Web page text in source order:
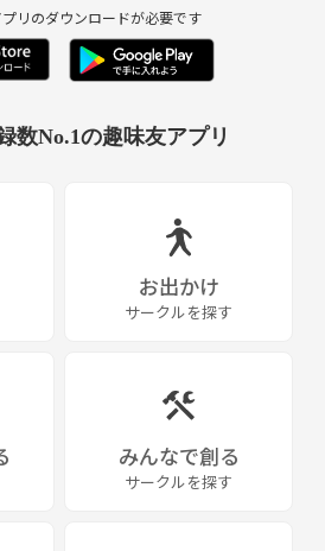
リのダウンロードが必要です
数No.1の趣味友アプリ
お出かけ
サークルを探す
みんなで創る
サークルを探す